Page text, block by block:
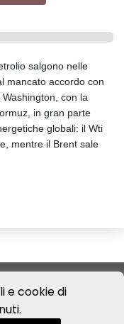
e cookie di
salgono nelle
mancato accordo con
con la
in gran parte
globali: il Wti
mentre il Brent sale